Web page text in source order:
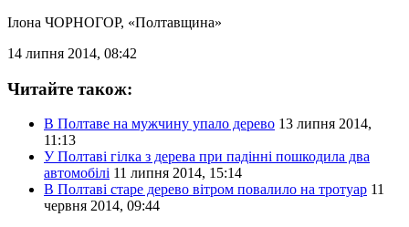
Ілона ЧОРНОГОР, «Полтавщина»
14 липня 2014, 08:42
Читайте також:
В Полтаве на мужчину упало дерево 13 липня 2014,
11:13
У Полтаві гілка з дерева при падінні пошкодила два
автомобілі 11 липня 2014, 15:14
В Полтаві старе дерево вітром повалило на тротуар 11
червня 2014, 09:44